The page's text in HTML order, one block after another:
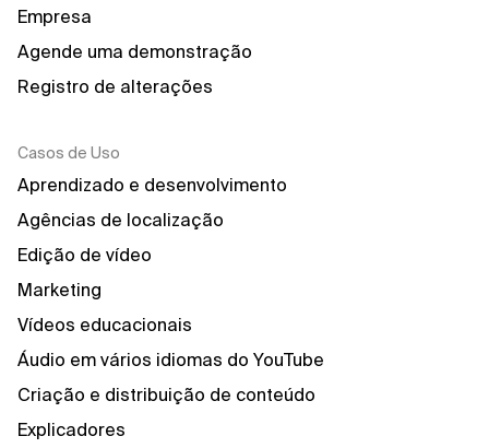
Empresa
Agende uma demonstração
Registro de alterações
Casos de Uso
Aprendizado e desenvolvimento
Agências de localização
Edição de vídeo
Marketing
Vídeos educacionais
Áudio em vários idiomas do YouTube
Criação e distribuição de conteúdo
Explicadores